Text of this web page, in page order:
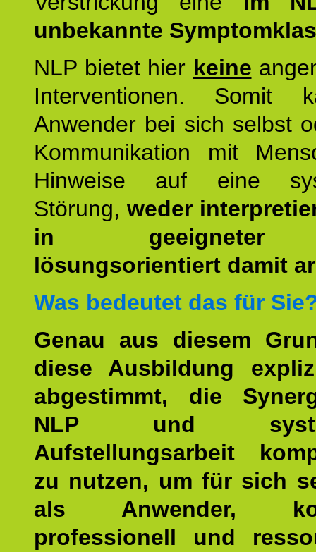
unbekannte
NLP bietet hier keine
Interventionen. Somit
Anwender bei sich selbst
Kommunikation mit
Hinweise auf eine
Störung, weder
in geeigneter
lösungsorientiert damit
Was bedeutet das für
Genau aus diesem
diese Ausbildung
abgestimmt, die
NLP und
Aufstellungsarbeit
zu nutzen, um für sich
als Anwender,
professionell und